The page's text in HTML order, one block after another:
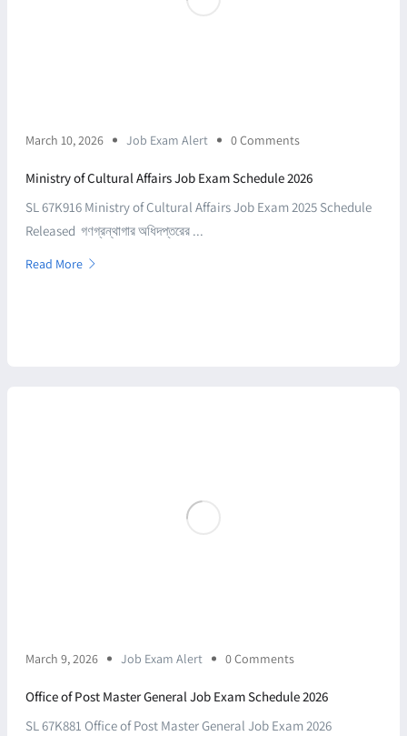
March 10, 2026 Job Exam Alert 0 Comments
Ministry of Cultural Affairs Job Exam Schedule 2026
SL 67K916 Ministry of Cultural Affairs Job Exam 2025 Schedule
Released গণগ্রন্থাগার অধিদপ্তরের ...
Read More
March 9, 2026 Job Exam Alert 0 Comments
Office of Post Master General Job Exam Schedule 2026
SL 67K881 Office of Post Master General Job Exam 2026